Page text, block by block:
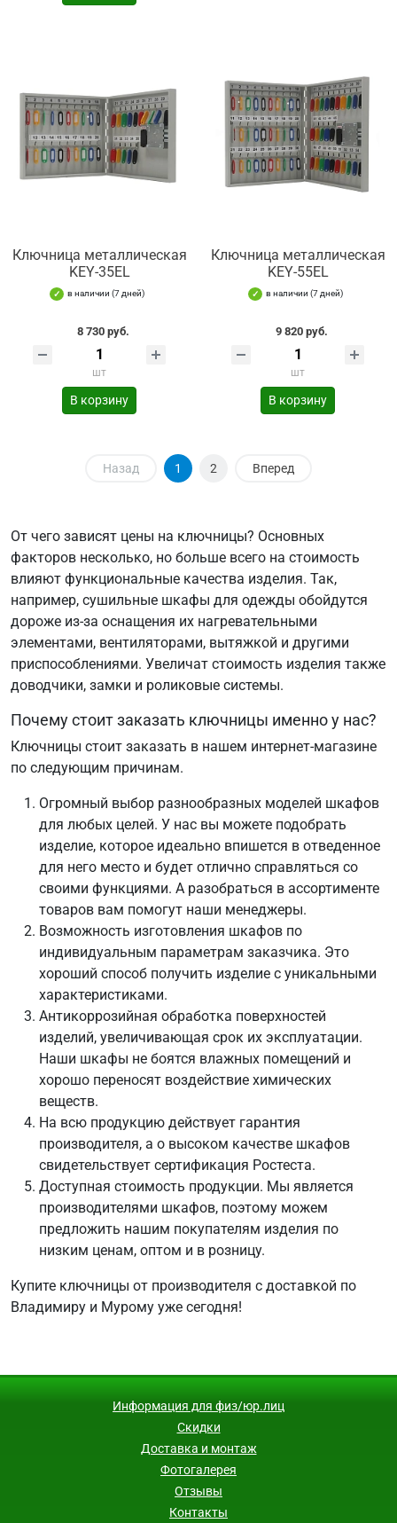
Ключница металлическая
KEY-35EL
в наличии (7 дней)
8 730 руб.
шт
В корзину
Ключница металлическая
KEY-55EL
в наличии (7 дней)
9 820 руб.
шт
В корзину
Назад 1 2 Вперед
От чего зависят цены на ключницы? Основных
факторов несколько, но больше всего на стоимость
влияют функциональные качества изделия. Так,
например, сушильные шкафы для одежды обойдутся
дороже из-за оснащения их нагревательными
элементами, вентиляторами, вытяжкой и другими
приспособлениями. Увеличат стоимость изделия также
доводчики, замки и роликовые системы.
Почему стоит заказать ключницы именно у нас?
Ключницы стоит заказать в нашем интернет-магазине
по следующим причинам.
Огромный выбор разнообразных моделей шкафов
для любых целей. У нас вы можете подобрать
изделие, которое идеально впишется в отведенное
для него место и будет отлично справляться со
своими функциями. А разобраться в ассортименте
товаров вам помогут наши менеджеры.
Возможность изготовления шкафов по
индивидуальным параметрам заказчика. Это
хороший способ получить изделие с уникальными
характеристиками.
Антикоррозийная обработка поверхностей
изделий, увеличивающая срок их эксплуатации.
Наши шкафы не боятся влажных помещений и
хорошо переносят воздействие химических
веществ.
На всю продукцию действует гарантия
производителя, а о высоком качестве шкафов
свидетельствует сертификация Ростеста.
Доступная стоимость продукции. Мы является
производителями шкафов, поэтому можем
предложить нашим покупателям изделия по
низким ценам, оптом и в розницу.
Купите ключницы от производителя с доставкой по
Владимиру и Мурому уже сегодня!
Информация для физ/юр.лиц
Скидки
Доставка и монтаж
Фотогалерея
Отзывы
Контакты